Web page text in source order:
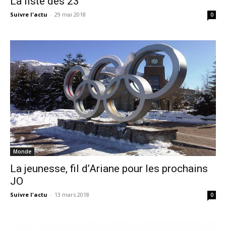
Suivre l'actu - 29 mai 2018 0
Monde
La jeunesse, fil d’Ariane pour les prochains
JO
Suivre l'actu - 13 mars 2018 0